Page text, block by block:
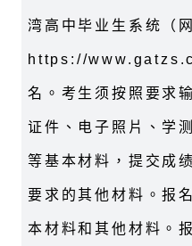
湾高中毕业生系统（
https://
名。考生须按照要求
证件、电子照片、学
等基本材料，提交成
要求的其他材料。报
本材料和其他材料。